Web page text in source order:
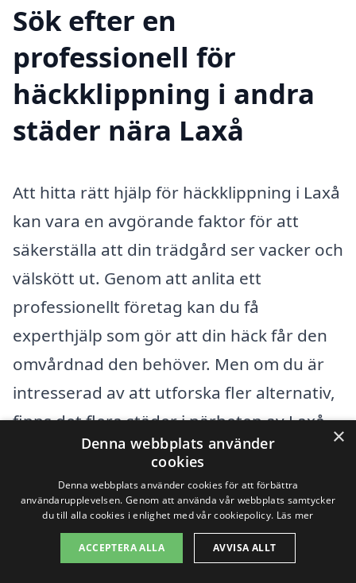
Sök efter en
professionell för
häckklippning i andra
städer nära Laxå
Att hitta rätt hjälp för häckklippning i Laxå
kan vara en avgörande faktor för att
säkerställa att din trädgård ser vacker och
välskött ut. Genom att anlita ett
professionellt företag kan du få
experthjälp som gör att din häck får den
omvårdnad den behöver. Men om du är
intresserad av att utforska fler alternativ,
finns det flera städer i närheten av Laxå
där du kan hitta kompetent personal för
häckklippning.
Några av de närliggande städerna
inkluderar:
×
Denna webbplats använder
cookies
Denna webbplats använder cookies för att förbättra
användarupplevelsen. Genom att använda vår webbplats samtycker
du till alla cookies i enlighet med vår cookiepolicy. Läs mer
ACCEPTERA ALLA AVVISA ALLT